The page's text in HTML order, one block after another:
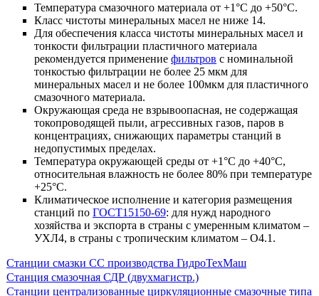
Температура смазочного материала от +1°С до +50°C.
Класс чистоты минеральных масел не ниже 14.
Для обеспечения класса чистоты минеральных масел и
тонкости фильтрации пластичного материала
рекомендуется применение фильтров с номинальной
тонкостью фильтрации не более 25 мкм для
минеральных масел и не более 100мкм для пластичного
смазочного материала.
Окружающая среда не взрывоопасная, не содержащая
токопроводящей пыли, агрессивных газов, паров в
концентрациях, снижающих параметры станций в
недопустимых пределах.
Температура окружающей среды от +1°C до +40°C,
относительная влажность не более 80% при температуре
+25°C.
Климатическое исполнение и категория размещения
станций по ГОСТ15150-69: для нужд народного
хозяйства и экспорта в страны с умеренным климатом –
УХЛ4, в страны с тропическим климатом – О4.1.
Станции смазки СС производства ГидроТехМаш
Станция смазочная СДР (двухмагистр.)
Станции централизованные циркуляционные смазочные типа